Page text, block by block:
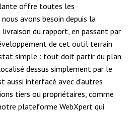
offre toutes les
avons besoin depuis la
livraison du rapport, en passant par
de cet outil terrain
simple : tout doit partir du plan
dessus simplement par le
aussi interfacé avec d’autres
tiers ou propriétaires, comme
plateforme WebXpert qui